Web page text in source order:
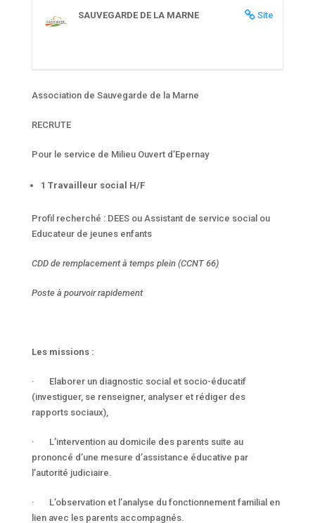
Site
SAUVEGARDE DE LA MARNE
Association de Sauvegarde de la Marne
RECRUTE
Pour le service de Milieu Ouvert d’Epernay
1 Travailleur social H/F
Profil recherché : DEES ou Assistant de service social ou
Educateur de jeunes enfants
CDD de remplacement à temps plein (CCNT 66)
Poste à pourvoir rapidement
Les missions :
· Elaborer un diagnostic social et socio-éducatif
(investiguer, se renseigner, analyser et rédiger des
rapports sociaux),
· L’intervention au domicile des parents suite au
prononcé d’une mesure d’assistance éducative par
l’autorité judiciaire.
· L’observation et l’analyse du fonctionnement familial en
lien avec les parents accompagnés.